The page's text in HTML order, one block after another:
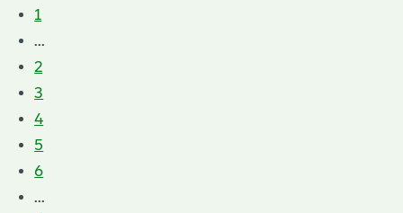
1
...
2
3
4
5
6
...